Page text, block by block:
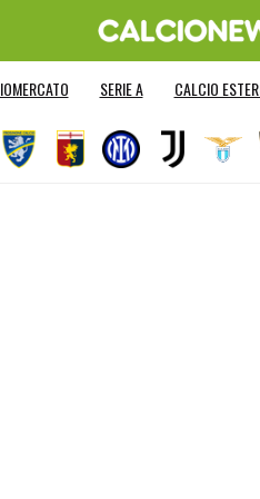
SERIE A CALCIO